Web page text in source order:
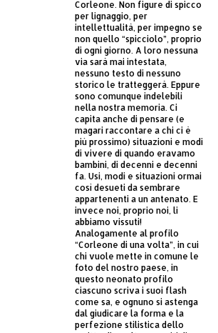
Corleone. Non figure di spicco
per lignaggio, per
intellettualità, per impegno se
non quello “spicciolo”, proprio
di ogni giorno. A loro nessuna
via sarà mai intestata,
nessuno testo di nessuno
storico le tratteggerà. Eppure
sono comunque indelebili
nella nostra memoria. Ci
capita anche di pensare (e
magari raccontare a chi ci è
più prossimo) situazioni e modi
di vivere di quando eravamo
bambini, di decenni e decenni
fa. Usi, modi e situazioni ormai
così desueti da sembrare
appartenenti a un antenato. E
invece noi, proprio noi, li
abbiamo vissuti!
Analogamente al profilo
“Corleone di una volta”, in cui
chi vuole mette in comune le
foto del nostro paese, in
questo neonato profilo
ciascuno scriva i suoi flash
come sa, e ognuno si astenga
dal giudicare la forma e la
perfezione stilistica dello